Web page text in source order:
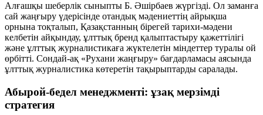
Алғашқы шеберлік сыныпты Б. Әшірбаев жүргізді. Ол заманға
сай жаңғыру үдерісінде отандық мәдениеттің айрықша
орнына тоқталып, Қазақстанның бірегей тарихи-мәдени
келбетін айқындау, ұлттық бренд қалыптастыру қажеттілігі
және ұлттық журналистикаға жүктелетін міндеттер туралы ой
өрбітті. Сондай-ақ «Рухани жаңғыру» бағдарламасы аясында
ұлттық журналистика көтеретін тақырыптарды саралады.
Абырой-бедел менеджменті: ұзақ мерзімді
стратегия